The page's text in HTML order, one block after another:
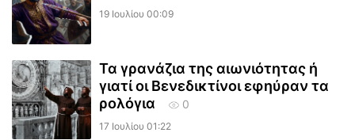
19 Ιουλίου 00:09
Τα γρανάζια της αιωνιότητας ή
γιατί οι Βενεδικτίνοι εφηύραν τα
ρολόγια
0
17 Ιουλίου 01:22